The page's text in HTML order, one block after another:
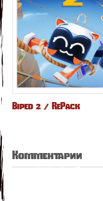
Biped 2 / RePack
Комментарии